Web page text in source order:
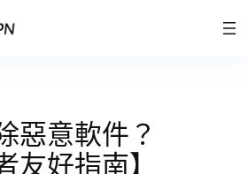
惡意軟件？
友好指南】